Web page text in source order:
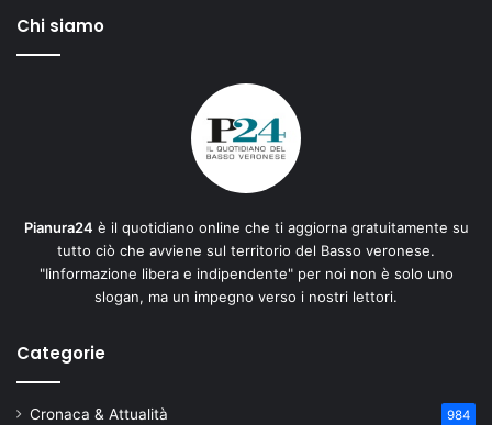
Chi siamo
Pianura24 è il quotidiano online che ti aggiorna gratuitamente su
tutto ciò che avviene sul territorio del Basso veronese.
"Iinformazione libera e indipendente" per noi non è solo uno
slogan, ma un impegno verso i nostri lettori.
Categorie
Cronaca & Attualità 984